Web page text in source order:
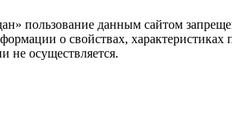
пользование данным сайтом
о свойствах,
не осуществляется.